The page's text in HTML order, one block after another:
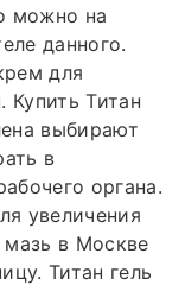
можно на
данного.
для
Титан
выбирают
в
органа.
увеличения
мазь в Москве
Титан гель